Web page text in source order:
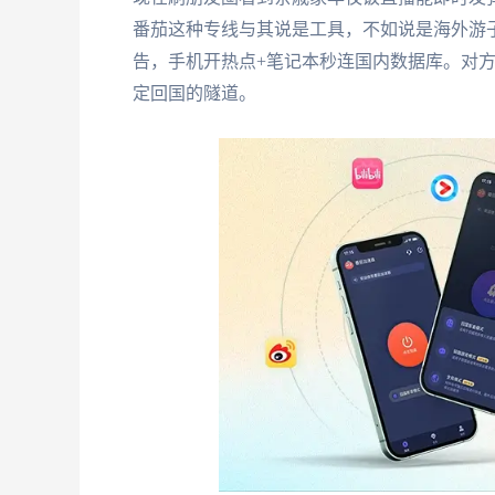
番茄这种专线与其说是工具，不如说是海外
告，手机开热点+笔记本秒连国内数据库。对
定回国的隧道。